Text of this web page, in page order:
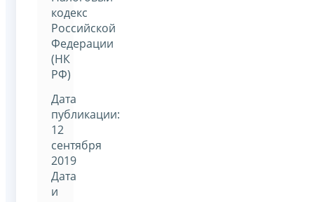
кодекс
Российской
Федерации
(НК
РФ)
Дата
публикации:
12
сентября
2019
Дата
и